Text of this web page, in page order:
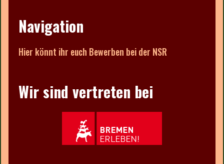
Navigation
Hier könnt ihr euch Bewerben bei der NSR
Wir sind vertreten bei